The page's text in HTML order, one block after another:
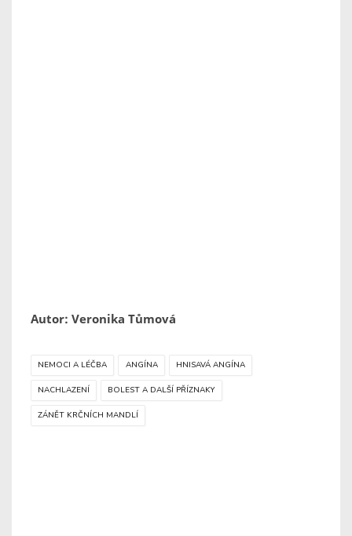
Autor: Veronika Tůmová
NEMOCI A LÉČBA ANGÍNA HNISAVÁ ANGÍNA
NACHLAZENÍ BOLEST A DALŠÍ PŘÍZNAKY
ZÁNĚT KRČNÍCH MANDLÍ